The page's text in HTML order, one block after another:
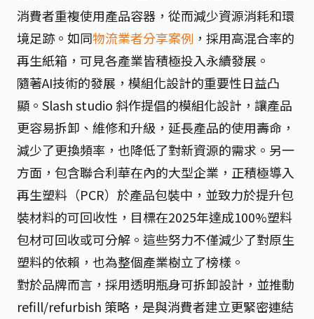
消費者重複使用產品容器，從而減少資源消耗和環
境足跡。如同物流業者分享案例 ，採用高混合率的
再生紙箱，可見各產業皆積極投入永續發展。
隨著AI技術的發展，模組化設計的重要性日益凸
顯。Slash studio 斜作提倡的模組化設計，讓產品
更容易拆卸、維修和升級，延長產品的使用壽命，
減少了更換頻率，也降低了對新資源的需求。另一
方面，包含聯合利華在內的大型企業，正積極導入
再生塑料（PCR）於產品包裝中，並致力於提升包
裝材料的可回收性，目標在2025年達成100%塑料
包材可回收或可分解。這些努力不僅減少了對原生
塑料的依賴，也為整個產業樹立了榜樣。
對於品牌而言，採用透明瓶身可拆卸設計，並推動
refill/refurbish 策略，是與消費者建立更緊密連結